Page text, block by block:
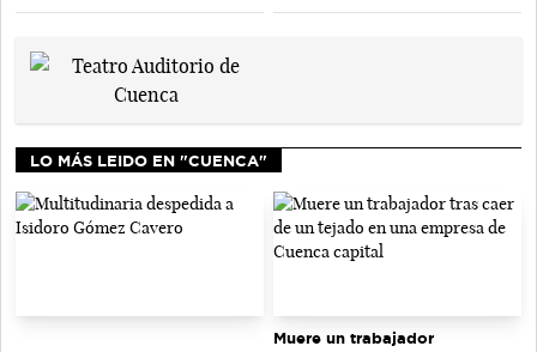
LO MÁS LEIDO EN "CUENCA"
Muere un trabajador